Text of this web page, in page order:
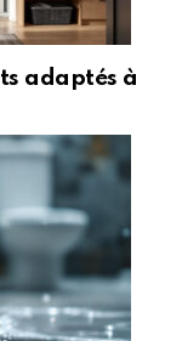
adaptés à